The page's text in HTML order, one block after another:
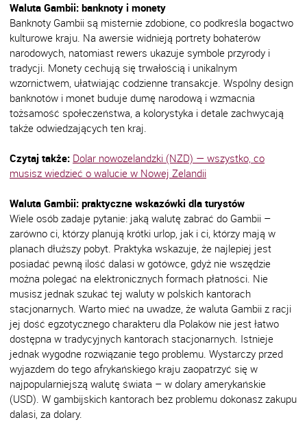
Waluta Gambii: banknoty i monety
Banknoty Gambii są misternie zdobione, co podkreśla bogactwo
kulturowe kraju. Na awersie widnieją portrety bohaterów
narodowych, natomiast rewers ukazuje symbole przyrody i
tradycji. Monety cechują się trwałością i unikalnym
wzornictwem, ułatwiając codzienne transakcje. Wspólny design
banknotów i monet buduje dumę narodową i wzmacnia
tożsamość społeczeństwa, a kolorystyka i detale zachwycają
także odwiedzających ten kraj.
Czytaj także: Dolar nowozelandzki (NZD) — wszystko, co
musisz wiedzieć o walucie w Nowej Zelandii
Waluta Gambii: praktyczne wskazówki dla turystów
Wiele osób zadaje pytanie: jaką walutę zabrać do Gambii –
zarówno ci, którzy planują krótki urlop, jak i ci, którzy mają w
planach dłuższy pobyt. Praktyka wskazuje, że najlepiej jest
posiadać pewną ilość dalasi w gotówce, gdyż nie wszędzie
można polegać na elektronicznych formach płatności. Nie
musisz jednak szukać tej waluty w polskich kantorach
stacjonarnych. Warto mieć na uwadze, że waluta Gambii z racji
jej dość egzotycznego charakteru dla Polaków nie jest łatwo
dostępna w tradycyjnych kantorach stacjonarnych. Istnieje
jednak wygodne rozwiązanie tego problemu. Wystarczy przed
wyjazdem do tego afrykańskiego kraju zaopatrzyć się w
najpopularniejszą walutę świata – w dolary amerykańskie
(USD). W gambijskich kantorach bez problemu dokonasz zakupu
dalasi, za dolary.